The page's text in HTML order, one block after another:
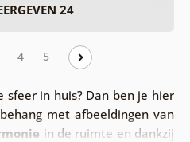
24
4 5
sfeer in huis? Dan ben je hier
met afbeeldingen van
in de ruimte en dankzij